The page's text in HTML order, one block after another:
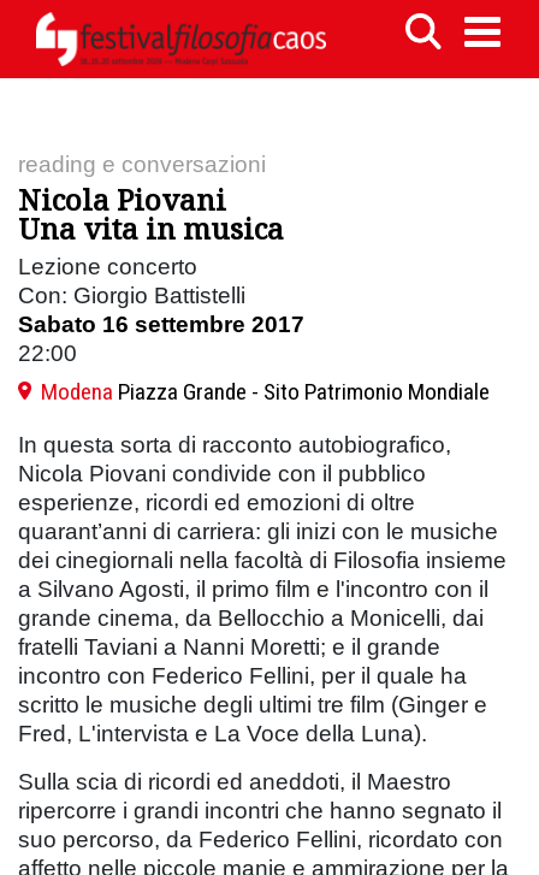
reading e conversazioni
Nicola Piovani
Una vita in musica
Lezione concerto
Con: Giorgio Battistelli
Sabato 16 settembre 2017
22:00
Modena Piazza Grande - Sito Patrimonio Mondiale
In questa sorta di racconto autobiografico,
Nicola Piovani condivide con il pubblico
esperienze, ricordi ed emozioni di oltre
quarant’anni di carriera: gli inizi con le musiche
dei cinegiornali nella facoltà di Filosofia insieme
a Silvano Agosti, il primo film e l'incontro con il
grande cinema, da Bellocchio a Monicelli, dai
fratelli Taviani a Nanni Moretti; e il grande
incontro con Federico Fellini, per il quale ha
scritto le musiche degli ultimi tre film (Ginger e
Fred, L'intervista e La Voce della Luna).
Sulla scia di ricordi ed aneddoti, il Maestro
ripercorre i grandi incontri che hanno segnato il
suo percorso, da Federico Fellini, ricordato con
affetto nelle piccole manie e ammirazione per la